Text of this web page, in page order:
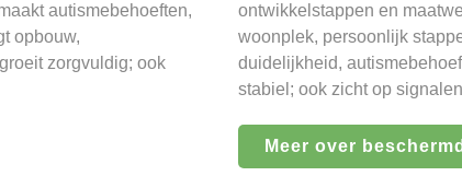
autismebehoeften,
opbouw,
zorgvuldig; ook
ontwikkelstappen en
woonplek, persoonlijk
duidelijkheid,
stabiel; ook zicht op
Meer over